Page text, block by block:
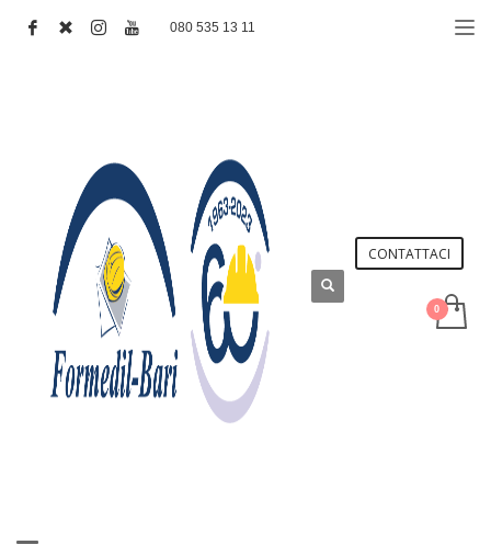
080 535 13 11
CONTATTACI